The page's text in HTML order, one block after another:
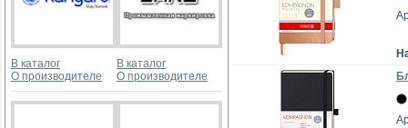
В каталог
О производителе
В каталог
О производителе